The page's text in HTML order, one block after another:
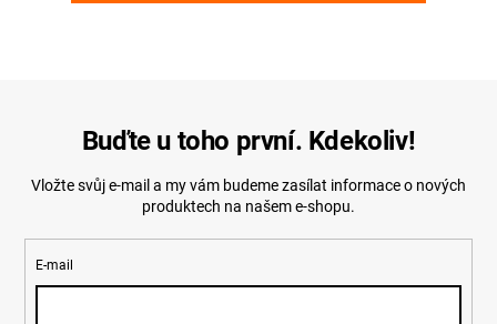
Buďte u toho první. Kdekoliv!
Vložte svůj e-mail a my vám budeme zasílat informace o nových
produktech na našem e-shopu.
E-mail